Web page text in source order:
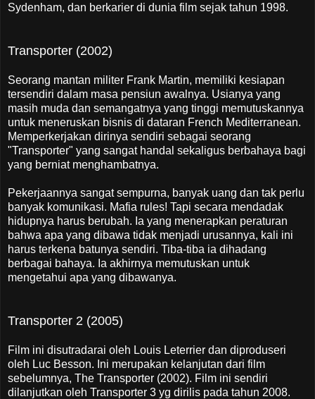
Sydenham, dan berkarier di dunia film sejak tahun 1998.
Transporter (2002)
Seorang mantan militer Frank Martin, memiliki kesiapan
tersendiri dalam masa pensiun awalnya. Usianya yang
masih muda dan semangatnya yang tinggi memutuskannya
untuk meneruskan bisnis di dataran French Mediterranean.
Memperkerjakan dirinya sendiri sebagai seorang
"Transporter" yang sangat handal sekaligus berbahaya bagi
yang berniat menghambatnya.
Pekerjaannya sangat sempurna, banyak uang dan tak perlu
banyak komunikasi. Mafia rules! Tapi secara mendadak
hidupnya harus berubah. Ia yang menerapkan peraturan
bahwa apa yang dibawa tidak menjadi urusannya, kali ini
harus terkena batunya sendiri. Tiba-tiba ia dihadang
berbagai bahaya. Ia akhirnya memutuskan untuk
mengetahui apa yang dibawanya.
Transporter 2 (2005)
Film ini disutradarai oleh Louis Leterrier dan diproduseri
oleh Luc Besson. Ini merupakan kelanjutan dari film
sebelumnya, The Transporter (2002). Film ini sendiri
dilanjutkan oleh Transporter 3 yg dirilis pada tahun 2008.